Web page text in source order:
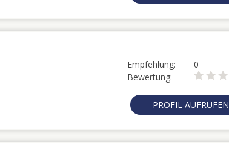
Empfehlung:
0
Bewertung:
PROFIL AUFRUFEN